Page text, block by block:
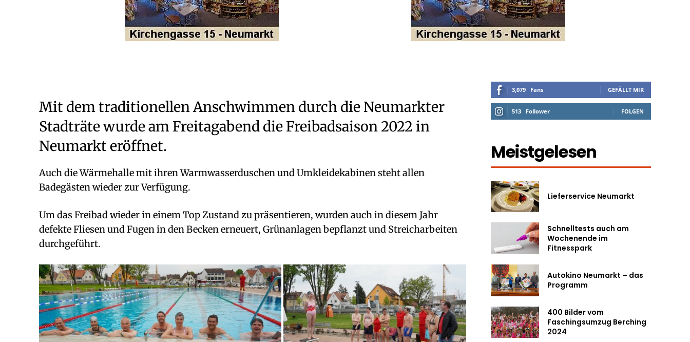
Mit dem traditionellen Anschwimmen durch die Neumarkter
Stadträte wurde am Freitagabend die Freibadsaison 2022 in
Neumarkt eröffnet.
Auch die Wärmehalle mit ihren Warmwasserduschen und Umkleidekabinen steht allen
Badegästen wieder zur Verfügung.
Um das Freibad wieder in einem Top Zustand zu präsentieren, wurden auch in diesem Jahr
defekte Fliesen und Fugen in den Becken erneuert, Grünanlagen bepflanzt und Streicharbeiten
durchgeführt.
3,079 Fans GEFÄLLT MIR
513 Follower FOLGEN
Meistgelesen
Lieferservice Neumarkt
Schnelltests auch am
Wochenende im
Fitnesspark
Autokino Neumarkt – das
Programm
400 Bilder vom
Faschingsumzug Berching
2024